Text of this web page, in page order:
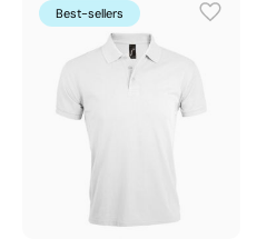
Best-sellers